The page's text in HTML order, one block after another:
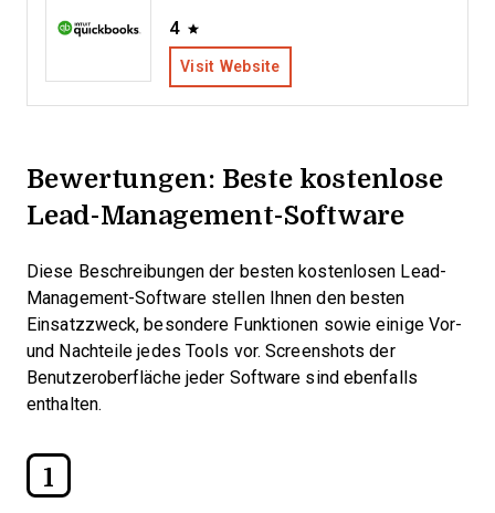
4
Visit Website
Bewertungen: Beste kostenlose
Lead-Management-Software
Diese Beschreibungen der besten kostenlosen Lead-
Management-Software stellen Ihnen den besten
Einsatzzweck, besondere Funktionen sowie einige Vor-
und Nachteile jedes Tools vor. Screenshots der
Benutzeroberfläche jeder Software sind ebenfalls
enthalten.
1